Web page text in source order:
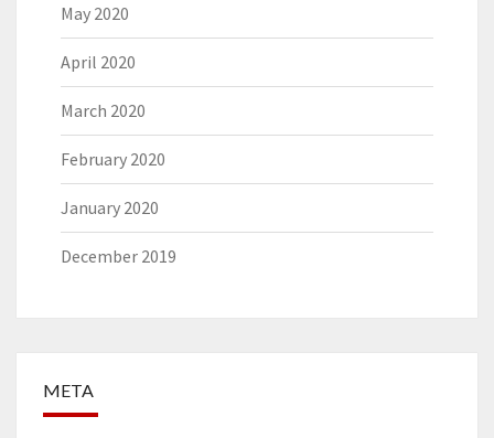
May 2020
April 2020
March 2020
February 2020
January 2020
December 2019
META